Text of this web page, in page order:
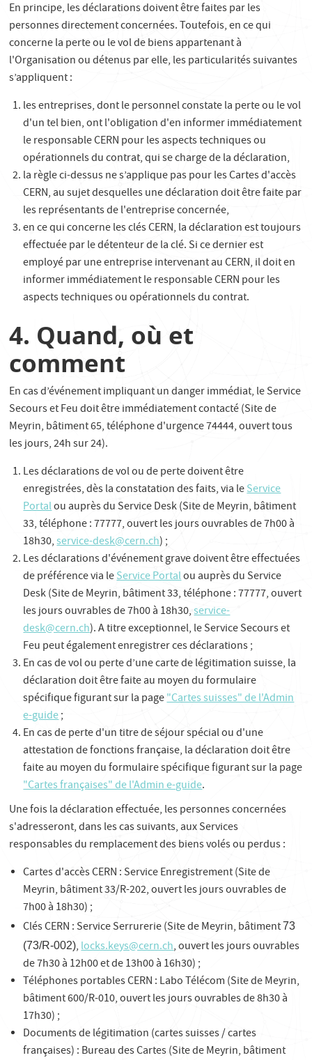
En principe, les déclarations doivent être faites par les
personnes directement concernées. Toutefois, en ce qui
concerne la perte ou le vol de biens appartenant à
l'Organisation ou détenus par elle, les particularités suivantes
s’appliquent :
les entreprises, dont le personnel constate la perte ou le vol
d'un tel bien, ont l'obligation d'en informer immédiatement
le responsable CERN pour les aspects techniques ou
opérationnels du contrat, qui se charge de la déclaration,
la règle ci-dessus ne s’applique pas pour les Cartes d'accès
CERN, au sujet desquelles une déclaration doit être faite par
les représentants de l'entreprise concernée,
en ce qui concerne les clés CERN, la déclaration est toujours
effectuée par le détenteur de la clé. Si ce dernier est
employé par une entreprise intervenant au CERN, il doit en
informer immédiatement le responsable CERN pour les
aspects techniques ou opérationnels du contrat.
4. Quand, où et
comment
En cas d’événement impliquant un danger immédiat, le Service
Secours et Feu doit être immédiatement contacté (Site de
Meyrin, bâtiment 65, téléphone d'urgence 74444, ouvert tous
les jours, 24h sur 24).
Les déclarations de vol ou de perte doivent être
enregistrées, dès la constatation des faits, via leService
Portalou auprès du Service Desk (Site de Meyrin, bâtiment
33, téléphone : 77777, ouvert les jours ouvrables de 7h00 à
18h30,service-desk@cern.ch) ;
Les déclarations d'événement grave doivent être effectuées
de préférence via leService Portalou auprès du Service
Desk (Site de Meyrin, bâtiment 33, téléphone : 77777, ouvert
les jours ouvrables de 7h00 à 18h30,service-
desk@cern.ch). A titre exceptionnel, le Service Secours et
Feu peut également enregistrer ces déclarations ;
En cas de vol ou perte d’une carte de légitimation suisse, la
déclaration doit être faite au moyen du formulaire
spécifique figurant sur la page"Cartes suisses" de l'Admin
e-guide;
En cas de perte d'un titre de séjour spécial ou d'une
attestation de fonctions française, la déclaration doit être
faite au moyen du formulaire spécifique figurant sur la page
"Cartes françaises" de l'Admin e-guide.
Une fois la déclaration effectuée, les personnes concernées
s'adresseront, dans les cas suivants, aux Services
responsables du remplacement des biens volés ou perdus :
Cartes d'accès CERN : Service Enregistrement (Site de
Meyrin, bâtiment 33/R-202, ouvert les jours ouvrables de
7h00 à 18h30) ;
Clés CERN : Service Serrurerie (Site de Meyrin, bâtiment73
(73/R‑002),locks.keys@cern.ch, ouvert les jours ouvrables
de 7h30 à 12h00 et de 13h00 à 16h30) ;
Téléphones portables CERN : Labo Télécom (Site de Meyrin,
bâtiment 600/R-010, ouvert les jours ouvrables de 8h30 à
17h30) ;
Documents de légitimation (cartes suisses / cartes
françaises) : Bureau des Cartes (Site de Meyrin, bâtiment